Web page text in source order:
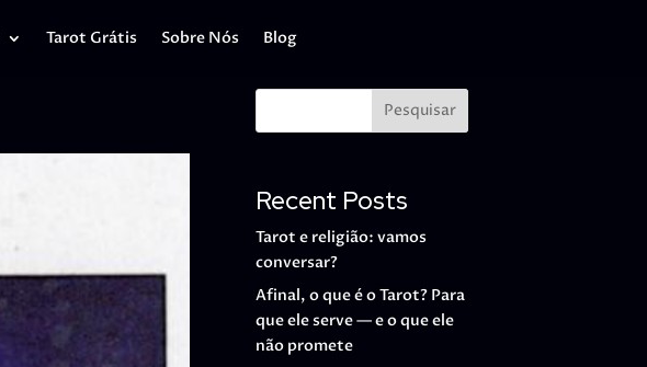
Tarot Grátis Sobre Nós Blog
Pesquisar
Recent Posts
Tarot e religião: vamos
conversar?
Afinal, o que é o Tarot? Para
que ele serve — e o que ele
não promete